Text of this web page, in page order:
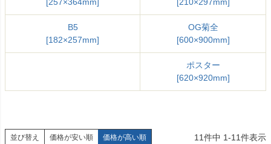
[257×364mm]
[210×297mm]
B5
[182×257mm]
OG菊全
[600×900mm]
ポスター
[620×920mm]
並び替え 価格が安い順 価格が高い順 11件中 1-11件表示